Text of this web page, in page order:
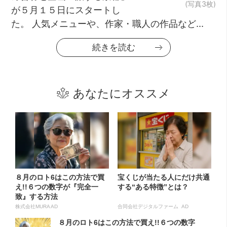
(写真3枚)
が５月１５日にスタートし
た。 人気メニューや、作家・職人の作品など...
続きを読む
あなたにオススメ
８月のロト6はこの方法で買
え!!６つの数字が『完全一
致』する方法
株式会社MURA AD
宝くじが当たる人にだけ共通
する“ある特徴”とは？
合同会社デジタルファーム AD
８月のロト6はこの方法で買え!!６つの数字